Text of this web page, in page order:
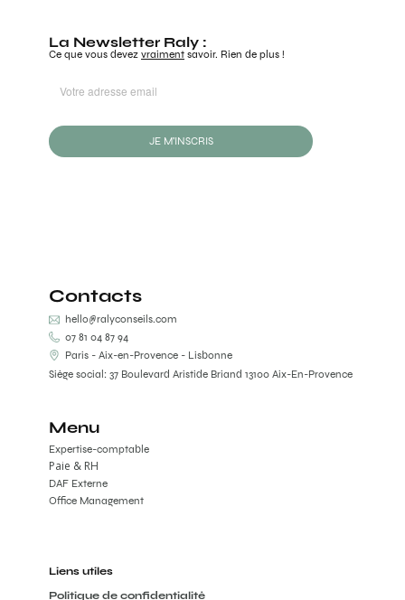
La Newsletter Raly :
Ce que vous devez vraiment savoir. Rien de plus !
JE M'INSCRIS
Contacts
hello@ralyconseils.com
07 81 04 87 94
Paris - Aix-en-Provence - Lisbonne
Siège social: 37 Boulevard Aristide Briand 13100 Aix-En-Provence
Menu
Expertise-comptable
DAF Externe
Office Management
Paie & RH
Liens utiles
Politique de confidentialité